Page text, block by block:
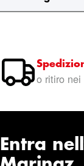
o ritiro
Entra